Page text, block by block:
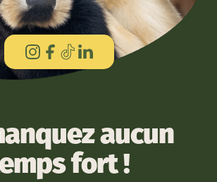
aucun
fort !